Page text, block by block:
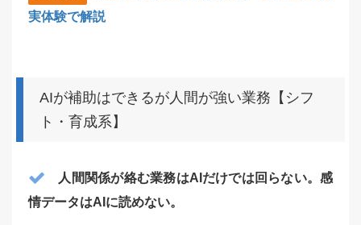
実体験で解説
AIが補助はできるが人間が強い業務【シフ
ト・育成系】
人間関係が絡む業務はAIだけでは回らない。感
情データはAIに読めない。